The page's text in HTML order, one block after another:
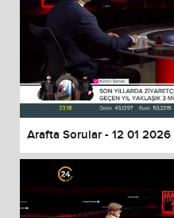
Arafta Sorular - 12 01 2026